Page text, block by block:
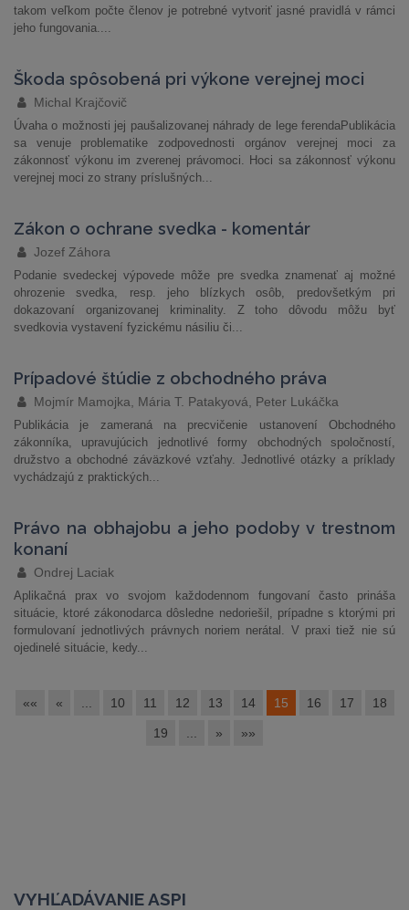
takom veľkom počte členov je potrebné vytvoriť jasné pravidlá v rámci
jeho fungovania....
Škoda spôsobená pri výkone verejnej moci
Michal Krajčovič
Úvaha o možnosti jej paušalizovanej náhrady de lege ferendaPublikácia
sa venuje problematike zodpovednosti orgánov verejnej moci za
zákonnosť výkonu im zverenej právomoci. Hoci sa zákonnosť výkonu
verejnej moci zo strany príslušných...
Zákon o ochrane svedka - komentár
Jozef Záhora
Podanie svedeckej výpovede môže pre svedka znamenať aj možné
ohrozenie svedka, resp. jeho blízkych osôb, predovšetkým pri
dokazovaní organizovanej kriminality. Z toho dôvodu môžu byť
svedkovia vystavení fyzickému násiliu či...
Prípadové štúdie z obchodného práva
Mojmír Mamojka, Mária T. Patakyová, Peter Lukáčka
Publikácia je zameraná na precvičenie ustanovení Obchodného
zákonníka, upravujúcich jednotlivé formy obchodných spoločností,
družstvo a obchodné záväzkové vzťahy. Jednotlivé otázky a príklady
vychádzajú z praktických...
Právo na obhajobu a jeho podoby v trestnom
konaní
Ondrej Laciak
Aplikačná prax vo svojom každodennom fungovaní často prináša
situácie, ktoré zákonodarca dôsledne nedoriešil, prípadne s ktorými pri
formulovaní jednotlivých právnych noriem nerátal. V praxi tiež nie sú
ojedinelé situácie, kedy...
«« « 10 11 12 13 14 15 16 17 18
19 » »»
VYHĽADÁVANIE ASPI